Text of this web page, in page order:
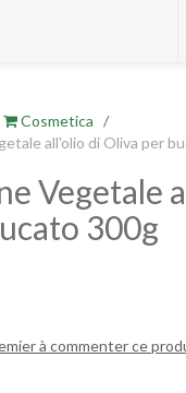
Cosmetica
/
all'olio di Oliva per
Vegetale
300g
à commenter ce